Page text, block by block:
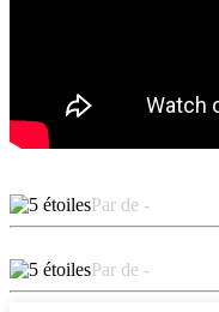
Par de -
Par de -